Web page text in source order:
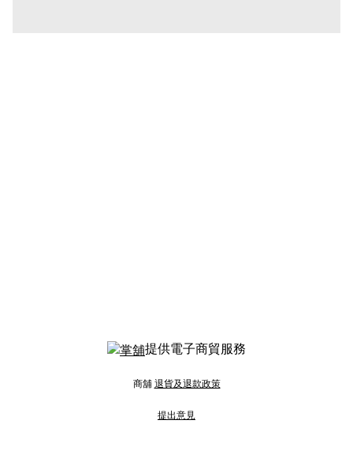
提供電子商貿服務
商舖 退貨及退款政策
提出意見